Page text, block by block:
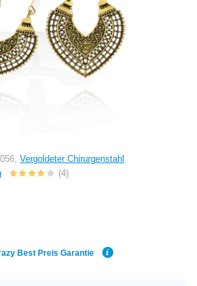
Vergoldeter Chirurgenstahl
(4)
Best Preis Garantie